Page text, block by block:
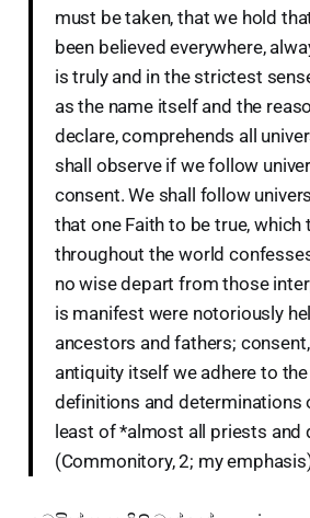
must be taken, that we hold
been believed everywhere,
is truly and in the strictest sense
as the name itself and the
declare, comprehends all
shall observe if we follow
consent. We shall follow
that one Faith to be true, which
throughout the world
no wise depart from those
is manifest were notoriously
ancestors and fathers;
antiquity itself we adhere to
definitions and determinations
least of *almost all priests and
(Commonitory, 2; my